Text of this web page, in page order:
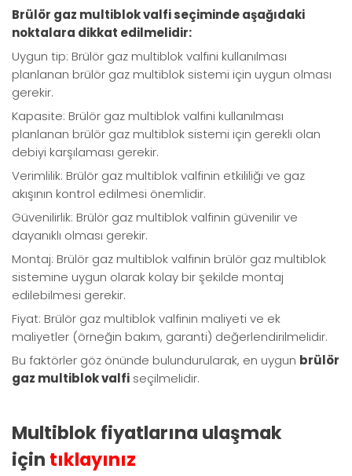
Brülör gaz multiblok valfi seçiminde aşağıdaki
noktalara dikkat edilmelidir:
Uygun tip: Brülör gaz multiblok valfini kullanılması
planlanan brülör gaz multiblok sistemi için uygun olması
gerekir.
Kapasite: Brülör gaz multiblok valfini kullanılması
planlanan brülör gaz multiblok sistemi için gerekli olan
debiyi karşılaması gerekir.
Verimlilik: Brülör gaz multiblok valfinin etkililiği ve gaz
akışının kontrol edilmesi önemlidir.
Güvenilirlik: Brülör gaz multiblok valfinin güvenilir ve
dayanıklı olması gerekir.
Montaj: Brülör gaz multiblok valfinin brülör gaz multiblok
sistemine uygun olarak kolay bir şekilde montaj
edilebilmesi gerekir.
Fiyat: Brülör gaz multiblok valfinin maliyeti ve ek
maliyetler (örneğin bakım, garanti) değerlendirilmelidir.
Bu faktörler göz önünde bulundurularak, en uygun brülör
gaz multiblok valfi seçilmelidir.
Multiblok fiyatlarına ulaşmak
için tıklayınız